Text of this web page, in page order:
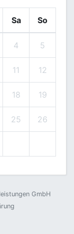
Sa So
4 5
11 12
18 19
25 26
GmbH